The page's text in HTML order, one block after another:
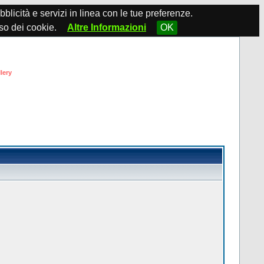
e servizi in linea con le tue preferenze.
dei cookie.
Altre Informazioni OK